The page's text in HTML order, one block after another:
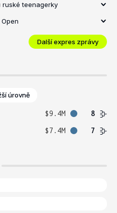
ruské teenagerky
Další expres zprávy
úrovně
$9.4M
8
$7.4M 7